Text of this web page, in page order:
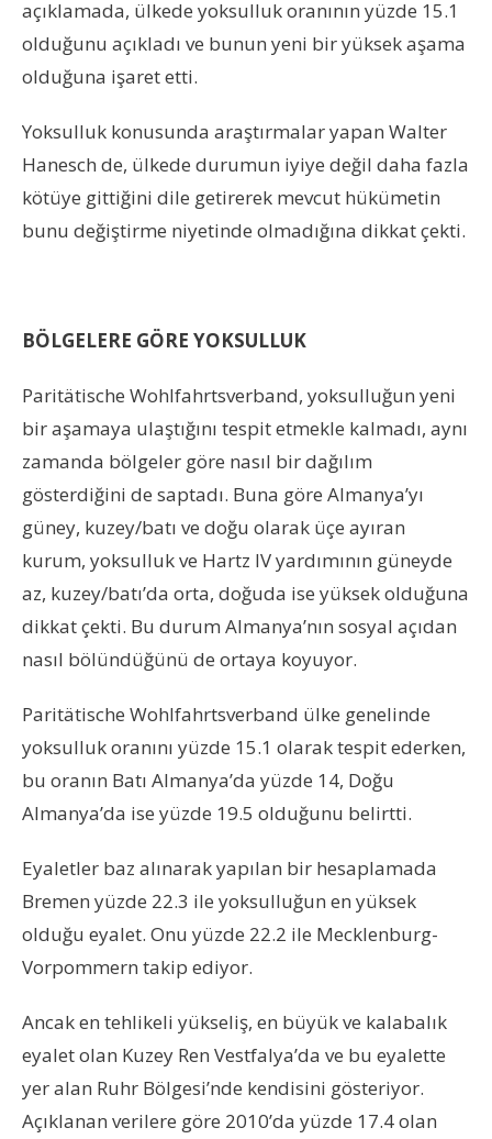
açıklamada, ülkede yoksulluk oranının yüzde 15.1
olduğunu açıkladı ve bunun yeni bir yüksek aşama
olduğuna işaret etti.
Yoksulluk konusunda araştırmalar yapan Walter
Hanesch de, ülkede durumun iyiye değil daha fazla
kötüye gittiğini dile getirerek mevcut hükümetin
bunu değiştirme niyetinde olmadığına dikkat çekti.
BÖLGELERE GÖRE YOKSULLUK
Paritätische Wohlfahrtsverband, yoksulluğun yeni
bir aşamaya ulaştığını tespit etmekle kalmadı, aynı
zamanda bölgeler göre nasıl bir dağılım
gösterdiğini de saptadı. Buna göre Almanya’yı
güney, kuzey/batı ve doğu olarak üçe ayıran
kurum, yoksulluk ve Hartz IV yardımının güneyde
az, kuzey/batı’da orta, doğuda ise yüksek olduğuna
dikkat çekti. Bu durum Almanya’nın sosyal açıdan
nasıl bölündüğünü de ortaya koyuyor.
Paritätische Wohlfahrtsverband ülke genelinde
yoksulluk oranını yüzde 15.1 olarak tespit ederken,
bu oranın Batı Almanya’da yüzde 14, Doğu
Almanya’da ise yüzde 19.5 olduğunu belirtti.
Eyaletler baz alınarak yapılan bir hesaplamada
Bremen yüzde 22.3 ile yoksulluğun en yüksek
olduğu eyalet. Onu yüzde 22.2 ile Mecklenburg-
Vorpommern takip ediyor.
Ancak en tehlikeli yükseliş, en büyük ve kalabalık
eyalet olan Kuzey Ren Vestfalya’da ve bu eyalette
yer alan Ruhr Bölgesi’nde kendisini gösteriyor.
Açıklanan verilere göre 2010’da yüzde 17.4 olan